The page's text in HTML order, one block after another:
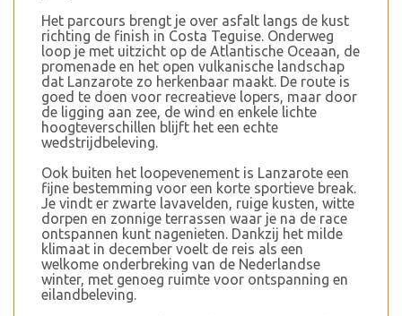
Het parcours brengt je over asfalt langs de kust
richting de finish in Costa Teguise. Onderweg
loop je met uitzicht op de Atlantische Oceaan, de
promenade en het open vulkanische landschap
dat Lanzarote zo herkenbaar maakt. De route is
goed te doen voor recreatieve lopers, maar door
de ligging aan zee, de wind en enkele lichte
hoogteverschillen blijft het een echte
wedstrijdbeleving.
Ook buiten het loopevenement is Lanzarote een
fijne bestemming voor een korte sportieve break.
Je vindt er zwarte lavavelden, ruige kusten, witte
dorpen en zonnige terrassen waar je na de race
ontspannen kunt nagenieten. Dankzij het milde
klimaat in december voelt de reis als een
welkome onderbreking van de Nederlandse
winter, met genoeg ruimte voor ontspanning en
eilandbeleving.